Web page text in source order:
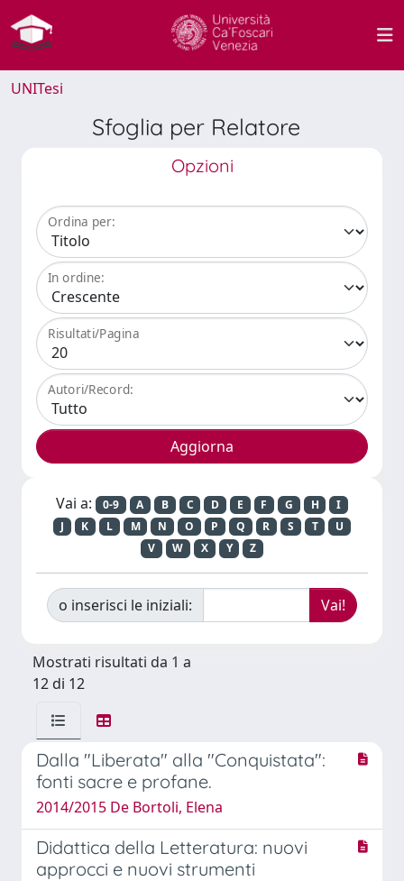
UNITesi
Sfoglia per Relatore
Opzioni
Ordina per:
In ordine:
Risultati/Pagina
Autori/Record:
Vai a: 0-9 A B C D E F G H
I
J
K L M N O P Q R S T
U
V
W X Y Z
o inserisci le iniziali:
Mostrati risultati da 1 a
12 di 12
Dalla "Liberata" alla "Conquistata":
fonti sacre e profane.
2014/2015 De Bortoli, Elena
Didattica della Letteratura: nuovi
approcci e nuovi strumenti